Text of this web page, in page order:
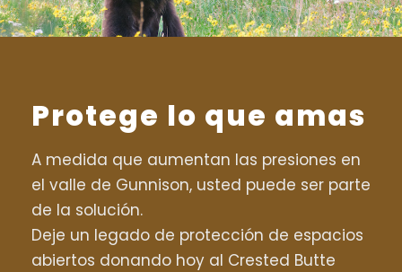
Protege lo que amas
A medida que aumentan las presiones en
el valle de Gunnison, usted puede ser parte
de la solución.
Deje un legado de protección de espacios
abiertos donando hoy al Crested Butte